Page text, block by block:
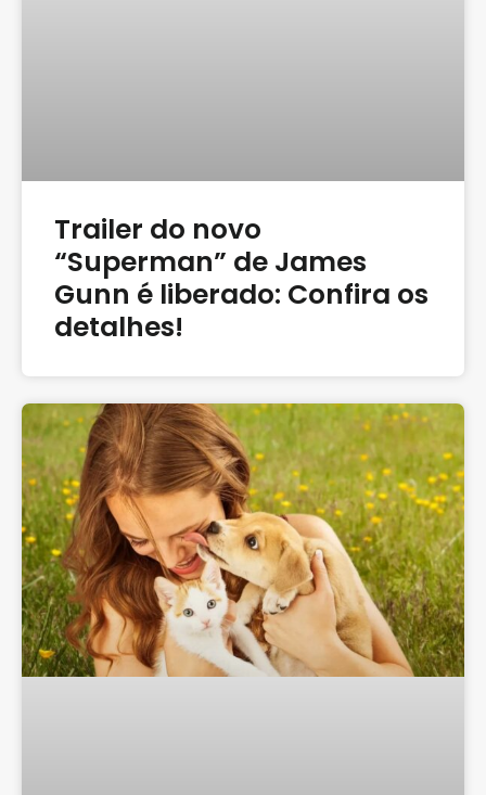
Trailer do novo
“Superman” de James
Gunn é liberado: Confira os
detalhes!